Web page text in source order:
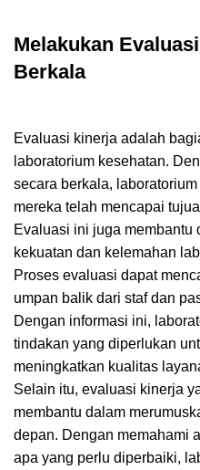
Melakukan
Berkala
Evaluasi kinerja adalah
laboratorium kesehatan.
secara berkala,
mereka telah mencapai
Evaluasi ini juga membantu
kekuatan dan kelemahan
Proses evaluasi dapat
umpan balik dari staf dan
Dengan informasi ini,
tindakan yang diperlukan
meningkatkan kualitas
Selain itu, evaluasi kinerja
membantu dalam
depan. Dengan memahami
apa yang perlu diperbaiki,